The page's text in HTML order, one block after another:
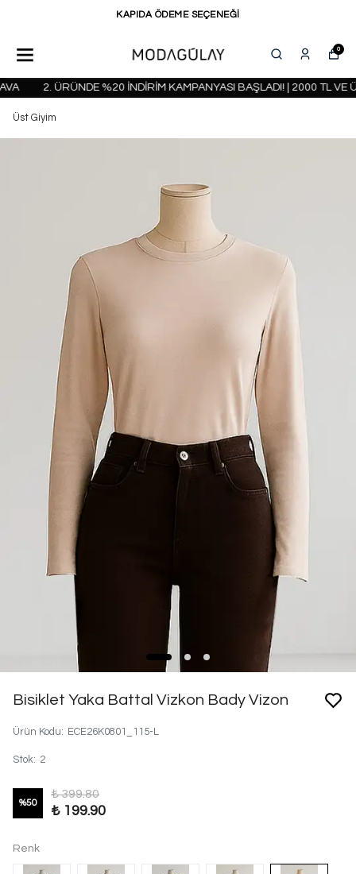
KAPIDA ÖDEME SEÇENEĞİ
0
2. ÜRÜNDE %20 İNDİRİM KAMPANYASI BAŞLADI! | 2000 TL VE
Üst Giyim
Bisiklet Yaka Battal Vizkon Bady Vizon
Ürün Kodu: ECE26K0801_115-L
Stok: 2
%50
₺ 399.80
₺ 199.90
Renk